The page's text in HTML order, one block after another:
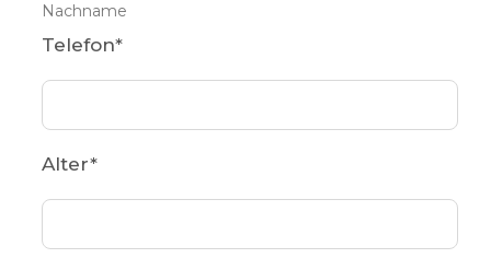
Nachname
Telefon*
Alter*